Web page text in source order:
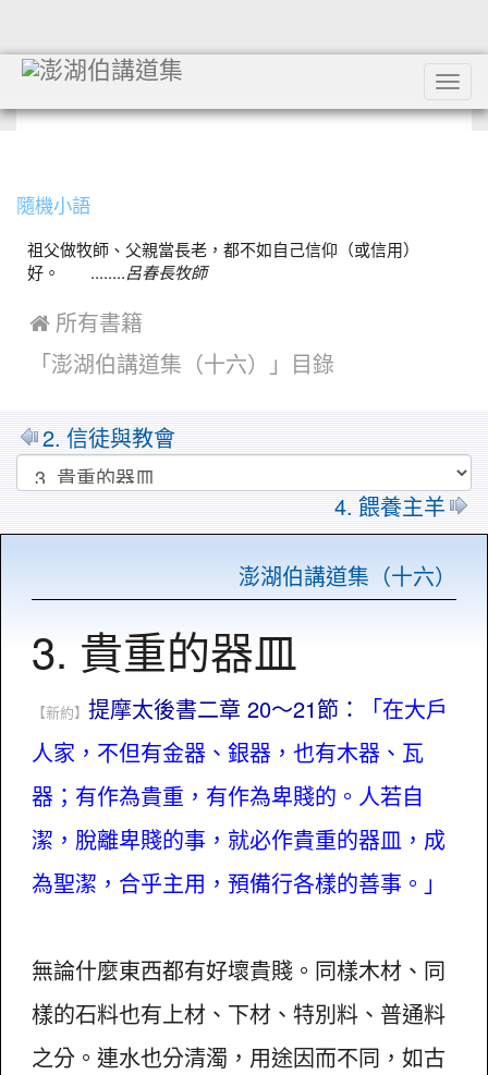
隨機小語
祖父做牧師、父親當長老，都不如自己信仰（或信用）
好。 ........呂春長牧師
 所有書籍
「澎湖伯講道集（十六）」目錄
2. 信徒與教會
4. 餵養主羊
澎湖伯講道集（十六）
3. 貴重的器皿
【新約】提摩太後書二章 20～21節：
「在大戶
人家，不但有金器、銀器，也有木器、瓦
器；有作為貴重，有作為卑賤的。人若自
潔，脫離卑賤的事，就必作貴重的器皿，成
為聖潔，合乎主用，預備行各樣的善事。」
無論什麼東西都有好壞貴賤。同樣木材、同
樣的石料也有上材、下材、特別料、普通料
之分。連水也分清濁，用途因而不同，如古